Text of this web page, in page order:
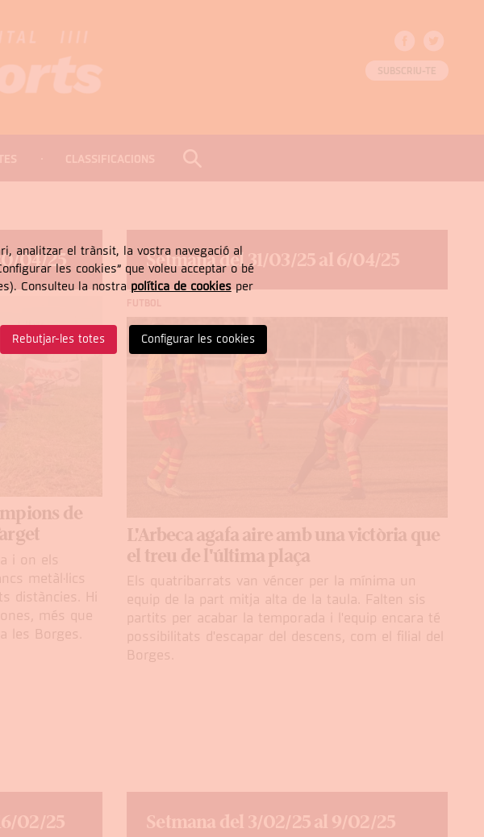
SUBSCRIU-TE
CLASSIFICACIONS CERCAR
Tancar
04/25
de
i on els
metàl·lics
distàncies. Hi
més que
les Borges.
Setmana del 31/03/25 al 6/04/25
FUTBOL
L'Arbeca agafa aire amb una victòria que
el treu de l'última plaça
Els quatribarrats van véncer per la mínima un
equip de la part mitja alta de la taula. Falten sis
partits per acabar la temporada i l'equip encara té
possibilitats d'escapar del descens, com el filial del
Borges.
02/25 Setmana del 3/02/25 al 9/02/25
analitzar el trànsit, la vostra navegació al
les cookies” que voleu acceptar o bé
Consulteu la nostrapolítica de cookiesper
Rebutjar-les totes Configurar les cookies